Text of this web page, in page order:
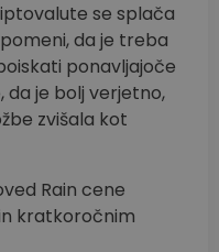
se splača
da je treba
ponavljajoče
da je bolj verjetno,
zvišala kot
Rain cene
kratkoročnim